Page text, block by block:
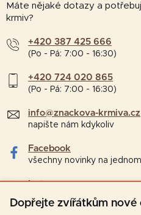
Dopřejte zvířátkům nové
Máte nějaké dotazy a
krmiv?
+420 387 425 666
(Po - Pá: 7:00 - 16:30)
+420 724 020 865
(Po - Pá: 7:00 - 16:30)
info@znackova-krmiva.cz
napište nám kdykoliv
Facebook
všechny novinky na
Instagram
tipy a zajímavosti pro